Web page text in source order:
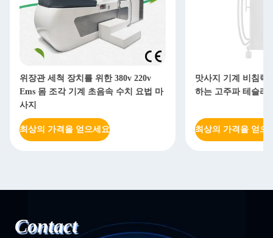
위장관 세척 장치를 위한 380v 220v
Ems 몸 조각 기계 초음속 수치 요법 마
사지
최상의 가격을 얻으세요
맛사지 기계 비침략
하는 고주파 테슬라
최상의 가격을 얻으
Contact